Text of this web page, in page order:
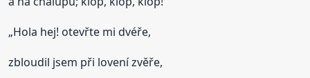
„Hola hej! otevřte mi dvéře,
zbloudil jsem při lovení zvěře,